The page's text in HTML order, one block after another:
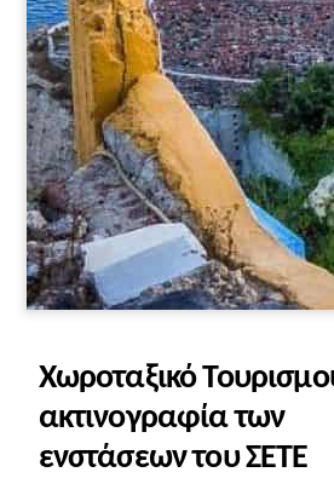
Χωροταξικό
ακτινογραφία των
ενστάσεων του ΣΕΤΕ